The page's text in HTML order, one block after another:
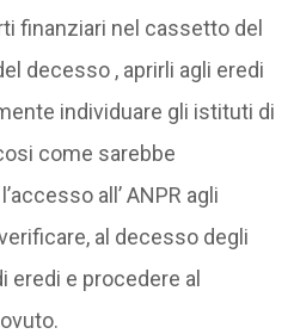
finanziari nel cassetto del
decesso , aprirli agli eredi
individuare gli istituti di
come sarebbe
all’ ANPR agli
al decesso degli
eredi e procedere al